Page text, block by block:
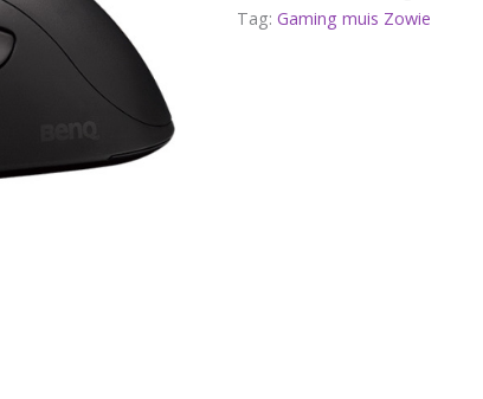
Tag:Gaming muis Zowie